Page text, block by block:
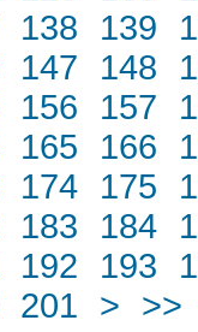
138 139
147 148
156 157
165 166
174 175
183 184
192 193
201 > >>